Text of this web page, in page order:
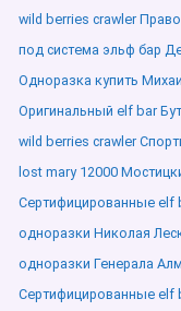
wild berries crawler
под система эльф бар
Одноразка купить
Оригинальный elf bar
wild berries crawler
lost mary 12000
Сертифицированные elf
одноразки Николая
одноразки Генерала
Сертифицированные elf